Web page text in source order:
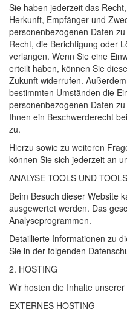
Sie haben jederzeit das
Herkunft, Empfänger und
personenbezogenen Daten
Recht, die Berichtigung oder
verlangen. Wenn Sie eine
erteilt haben, können Sie
Zukunft widerrufen.
bestimmten Umständen die
personenbezogenen Daten
Ihnen ein Beschwerderecht
zu.
Hierzu sowie zu weiteren
können Sie sich jederzeit an
ANALYSE-TOOLS UND TOOLS
Beim Besuch dieser Website
ausgewertet werden. Das
Analyseprogrammen.
Detaillierte Informationen zu
Sie in der folgenden
2. HOSTING
Wir hosten die Inhalte
EXTERNES HOSTING